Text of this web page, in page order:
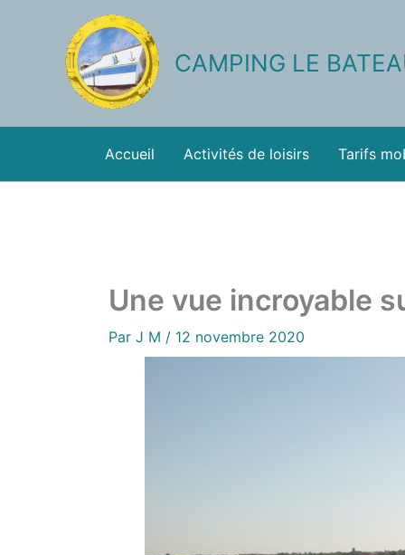
CAMPING LE
Accueil Activités de loisirs Tarifs
Une vue incroyable
Par J M / 12 novembre 2020